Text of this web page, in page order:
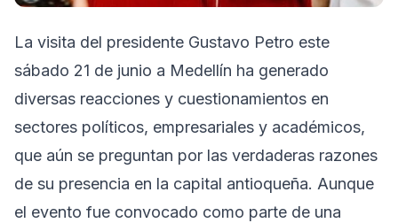
La visita del presidente Gustavo Petro este
sábado 21 de junio a Medellín ha generado
diversas reacciones y cuestionamientos en
sectores políticos, empresariales y académicos,
que aún se preguntan por las verdaderas razones
de su presencia en la capital antioqueña. Aunque
el evento fue convocado como parte de una